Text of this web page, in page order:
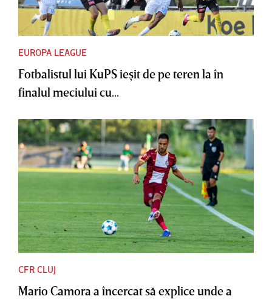
EUROPA LEAGUE
Fotbalistul lui KuPS ieşit de pe teren la în
finalul meciului cu...
CFR CLUJ
Mario Camora a încercat să explice unde a